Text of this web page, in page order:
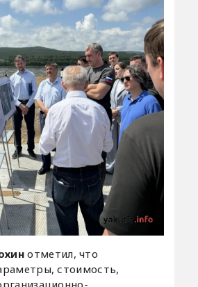
отметил, что
стоимость,